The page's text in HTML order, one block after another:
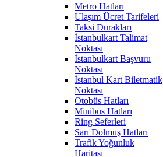
Metro Hatları
Ulaşım Ücret Tarifeleri
Taksi Durakları
İstanbulkart Talimat
Noktası
İstanbulkart Başvuru
Noktası
İstanbul Kart Biletmatik
Noktası
Otobüs Hatları
Minibüs Hatları
Ring Seferleri
Sarı Dolmuş Hatları
Trafik Yoğunluk
Haritası